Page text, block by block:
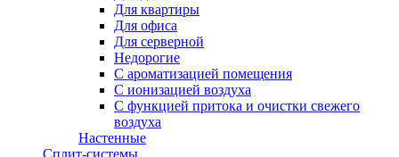
Для квартиры
Для офиса
Для серверной
Недорогие
С ароматизацией помещения
С ионизацией воздуха
С функцией притока и очистки свежего
воздуха
Настенные
Сплит-системы